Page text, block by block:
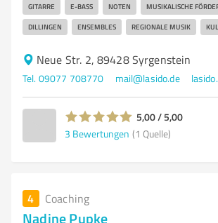
GITARRE E-BASS NOTEN MUSIKALISCHE
DILLINGEN ENSEMBLES REGIONALE MUSIK
Neue Str. 2, 89428 Syrgenstein
Tel. 09077 708770 mail@lasido.de
5,00 / 5,00
3 Bewertungen (1 Quelle)
4 Coaching
Nadine Pupke